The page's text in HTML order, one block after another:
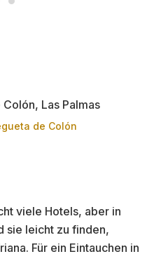
de Colón
viele Hotels, aber in
sie leicht zu finden,
Für ein Eintauchen in